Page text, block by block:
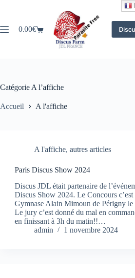
Panier
0.00€
Catégorie A l’affiche
Accueil A l'affiche
A l'affiche, autres articles
Paris Discus Show 2024
Discus JDL était partenaire de
Discus Show 2024. Le Concours c’est
Gymnase Alain Mimoun de Périgny le
Le jury c’est donné du mal en
en finissant à 3h du matin!!…
admin
1 novembre 2024